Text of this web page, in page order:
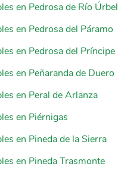
en Pedrosa de Río Úrbel
en Pedrosa del Páramo
en Pedrosa del Príncipe
en Peñaranda de Duero
en Peral de Arlanza
en Piérnigas
en Pineda de la Sierra
en Pineda Trasmonte